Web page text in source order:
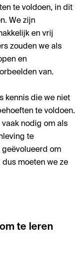
te voldoen, in dit
We zijn
en vrij
zouden we als
en
van.
kennis die we niet
te voldoen.
nodig om als
te
om
moeten we ze
te leren